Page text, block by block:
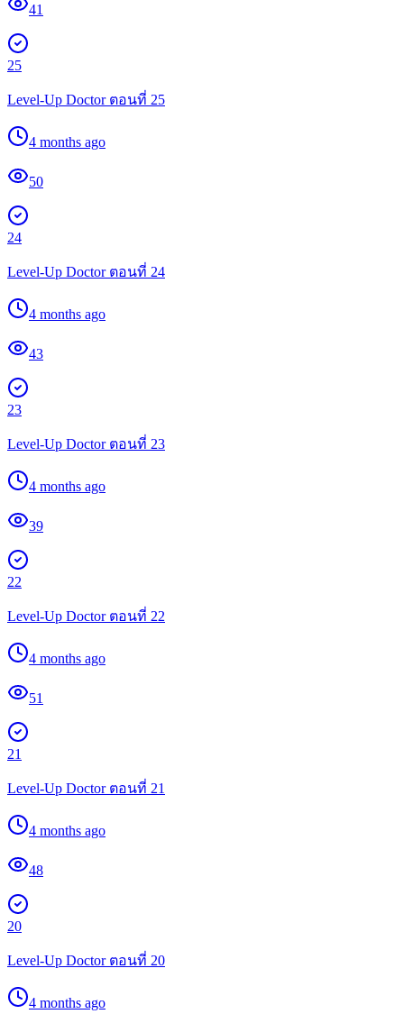
41
25
Level-Up Doctor ตอนที่ 25
4 months ago
50
24
Level-Up Doctor ตอนที่ 24
4 months ago
43
23
Level-Up Doctor ตอนที่ 23
4 months ago
39
22
Level-Up Doctor ตอนที่ 22
4 months ago
51
21
Level-Up Doctor ตอนที่ 21
4 months ago
48
20
Level-Up Doctor ตอนที่ 20
4 months ago